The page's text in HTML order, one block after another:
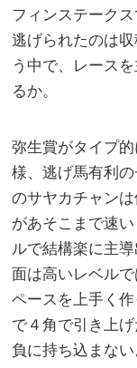
フィンステーク
逃げられたのは
う中で、レース
るか。
弥生賞がタイプ
様、逃げ馬有利
のサヤカチャン
があそこまで速
ルで結構楽に主
面は高いレベル
ペースを上手く
で４角で引き上
負に持ち込まない